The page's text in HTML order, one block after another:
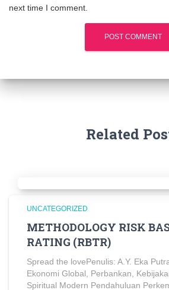
next time I comment.
Related
UNCATEGORIZED
METHODOLOGY RISK
RATING (RBTR)
Spread the lovePenulis: A.Y. Eka
Ekonomi Global, Perbankan,
Spiritual Modern Pendahuluan